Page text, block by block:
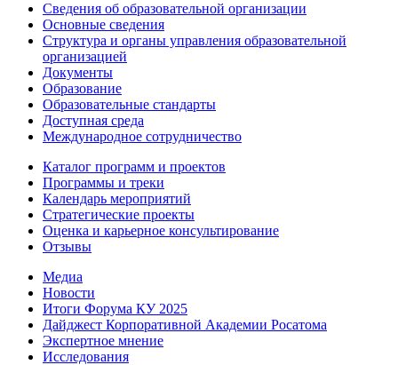
Сведения об образовательной организации
Основные сведения
Структура и органы управления образовательной
организацией
Документы
Образование
Образовательные стандарты
Доступная среда
Международное сотрудничество
Каталог программ и проектов
Программы и треки
Календарь мероприятий
Стратегические проекты
Оценка и карьерное консультирование
Отзывы
Медиа
Новости
Итоги Форума КУ 2025
Дайджест Корпоративной Академии Росатома
Экспертное мнение
Исследования